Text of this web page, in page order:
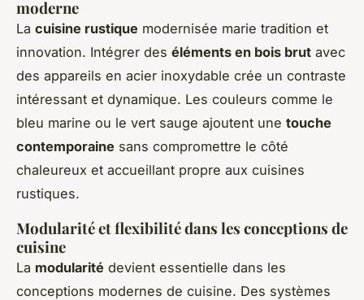
moderne
La cuisine rustique modernisée marie tradition et
innovation. Intégrer des éléments en bois brut avec
des appareils en acier inoxydable crée un contraste
intéressant et dynamique. Les couleurs comme le
bleu marine ou le vert sauge ajoutent une touche
contemporaine sans compromettre le côté
chaleureux et accueillant propre aux cuisines
rustiques.
Modularité et flexibilité dans les conceptions de
cuisine
La modularité devient essentielle dans les
conceptions modernes de cuisine. Des systèmes